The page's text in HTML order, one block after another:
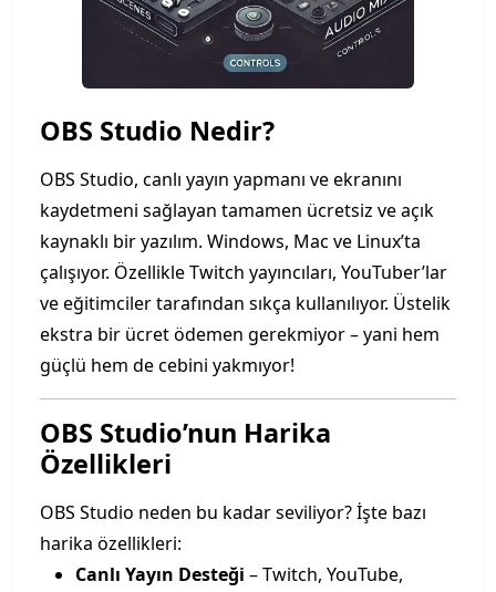
OBS Studio Nedir?
OBS Studio, canlı yayın yapmanı ve ekranını
kaydetmeni sağlayan tamamen ücretsiz ve açık
kaynaklı bir yazılım. Windows, Mac ve Linux’ta
çalışıyor. Özellikle Twitch yayıncıları, YouTuber’lar
ve eğitimciler tarafından sıkça kullanılıyor. Üstelik
ekstra bir ücret ödemen gerekmiyor – yani hem
güçlü hem de cebini yakmıyor!
OBS Studio’nun Harika
Özellikleri
OBS Studio neden bu kadar seviliyor? İşte bazı
harika özellikleri:
Canlı Yayın Desteği – Twitch, YouTube,